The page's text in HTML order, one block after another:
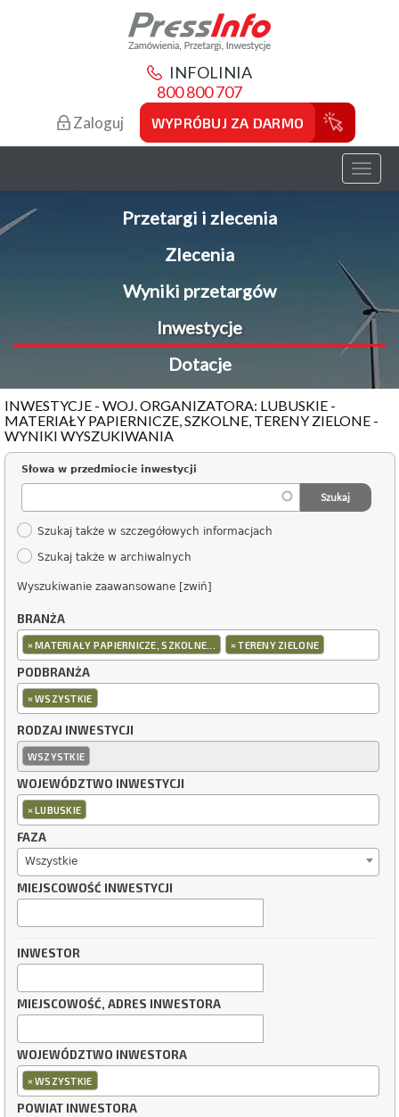
INFOLINIA
800 800 707
Zaloguj WYPRÓBUJ ZA DARMO
Toggle
Przetargi i zlecenia
Zlecenia
Wyniki przetargów
Inwestycje
Dotacje
INWESTYCJE - WOJ. ORGANIZATORA: LUBUSKIE -
MATERIAŁY PAPIERNICZE, SZKOLNE, TERENY ZIELONE -
WYNIKI WYSZUKIWANIA
Słowa w przedmiocie inwestycji
Szukaj także w szczegółowych informacjach
Szukaj także w archiwalnych
Wyszukiwanie zaawansowane [zwiń]
BRANŻA
×MATERIAŁY PAPIERNICZE, SZKOLNE... ×TERENY ZIELONE
PODBRANŻA
×WSZYSTKIE
RODZAJ INWESTYCJI
WSZYSTKIE
WOJEWÓDZTWO INWESTYCJI
×LUBUSKIE
FAZA
Wszystkie
MIEJSCOWOŚĆ INWESTYCJI
INWESTOR
MIEJSCOWOŚĆ, ADRES INWESTORA
WOJEWÓDZTWO INWESTORA
×WSZYSTKIE
POWIAT INWESTORA